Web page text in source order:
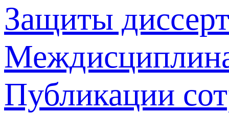
Защиты
Публикации